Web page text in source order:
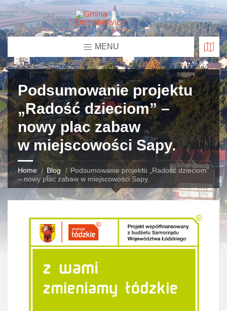
MENU
Podsumowanie projektu
„Radość dzieciom” –
nowy plac zabaw
w miejscowości Sapy.
Home Blog
Podsumowanie projektu „Radość dzieciom”
– nowy plac zabaw w miejscowości Sapy.